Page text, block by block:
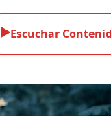
Parte 02: Los Muertos
Parte 01: Escondido a
▶️Escuchar